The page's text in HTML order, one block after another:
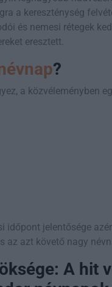
a kereszténység
és nemesi rétegek
eresztett.
?
a közvéleményben
időpont jelentősége
az azt követő nagy
A hit